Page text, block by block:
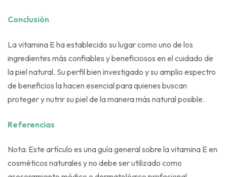
Conclusión
La vitamina E ha establecido su lugar como uno de los
ingredientes más confiables y beneficiosos en el cuidado de
la piel natural. Su perfil bien investigado y su amplio espectro
de beneficios la hacen esencial para quienes buscan
proteger y nutrir su piel de la manera más natural posible.
Referencias
Nota: Este artículo es una guía general sobre la vitamina E en
cosméticos naturales y no debe ser utilizado como